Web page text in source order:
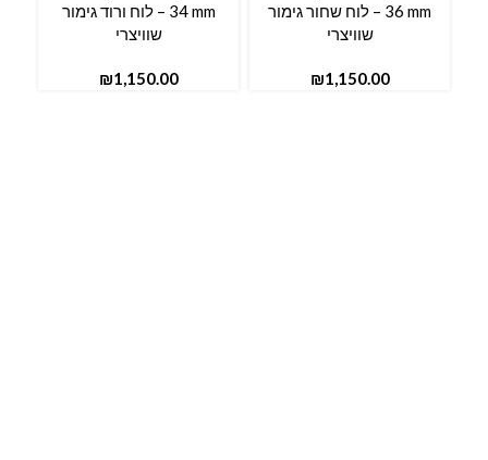
36 mm – לוח שחור גימור
שוויצרי
₪
34 mm – לוח ורוד גימור
שוויצרי
₪